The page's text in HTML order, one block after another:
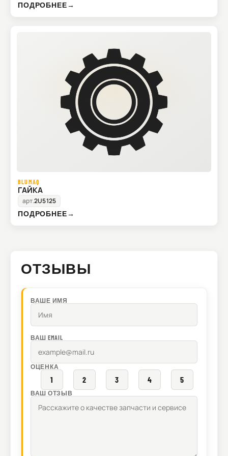
ПОДРОБНЕЕ→
BLUMAQ
ГАЙКА
арт.2U5125
ПОДРОБНЕЕ→
ОТЗЫВЫ
ВАШЕ ИМЯ
ВАШ EMAIL
ОЦЕНКА
1 2 3 4 5
ВАШ ОТЗЫВ